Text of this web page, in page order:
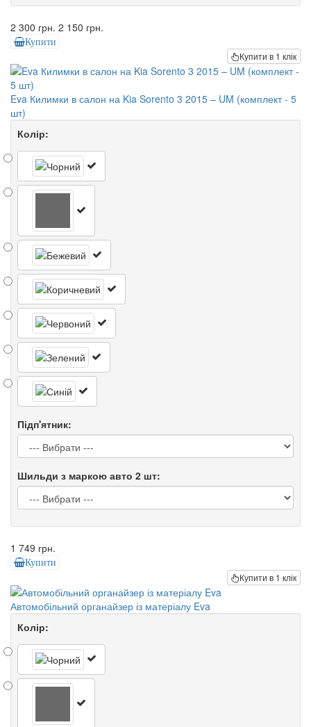
2 300 грн. 2 150 грн.
Купити
Купити в 1 клік
Eva Килимки в салон на Kia Sorento 3 2015 – UM (комплект - 5
шт)
Колір:
Підп'ятник:
Шильди з маркою авто 2 шт:
1 749 грн.
Купити
Купити в 1 клік
Автомобільний органайзер із матеріалу Eva
Колір: